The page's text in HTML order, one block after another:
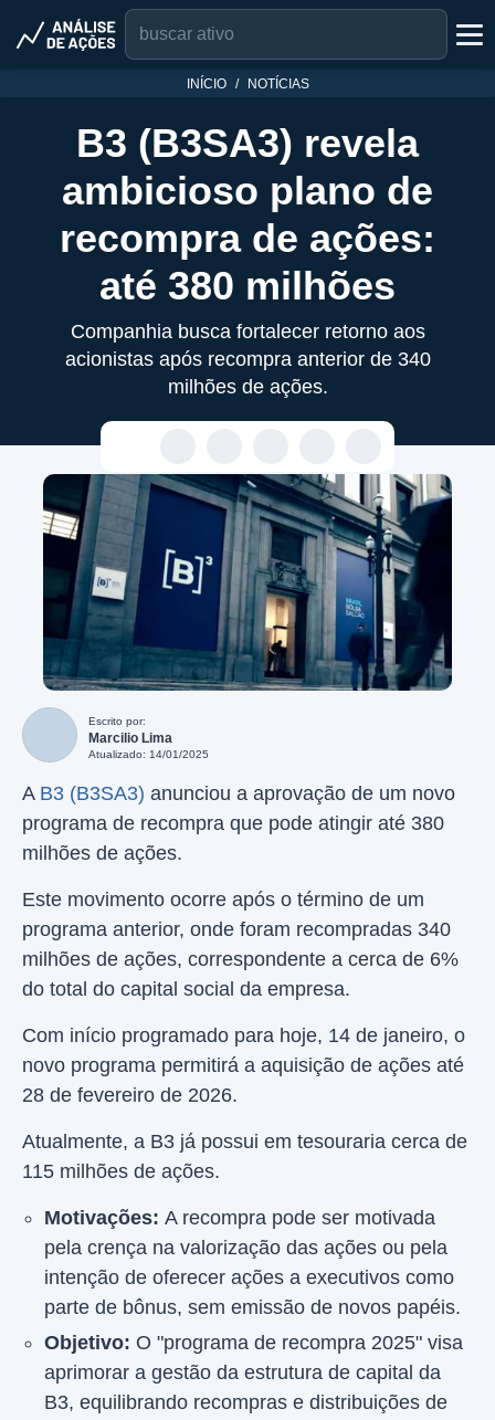
INÍCIO NOTÍCIAS
B3 (B3SA3) revela
ambicioso plano de
recompra de ações:
até 380 milhões
Companhia busca fortalecer retorno aos
acionistas após recompra anterior de 340
milhões de ações.
Escrito por:
Marcilio Lima
Atualizado: 14/01/2025
A B3 (B3SA3) anunciou a aprovação de um novo
programa de recompra que pode atingir até 380
milhões de ações.
Este movimento ocorre após o término de um
programa anterior, onde foram recompradas 340
milhões de ações, correspondente a cerca de 6%
do total do capital social da empresa.
Com início programado para hoje, 14 de janeiro, o
novo programa permitirá a aquisição de ações até
28 de fevereiro de 2026.
Atualmente, a B3 já possui em tesouraria cerca de
115 milhões de ações.
Motivações: A recompra pode ser motivada
pela crença na valorização das ações ou pela
intenção de oferecer ações a executivos como
parte de bônus, sem emissão de novos papéis.
Objetivo: O "programa de recompra 2025" visa
aprimorar a gestão da estrutura de capital da
B3, equilibrando recompras e distribuições de